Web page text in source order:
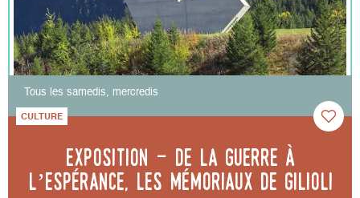
Tous les samedis, mercredis
CULTURE
Exposition - De la guerre à
l’espérance, les mémoriaux de Gilioli